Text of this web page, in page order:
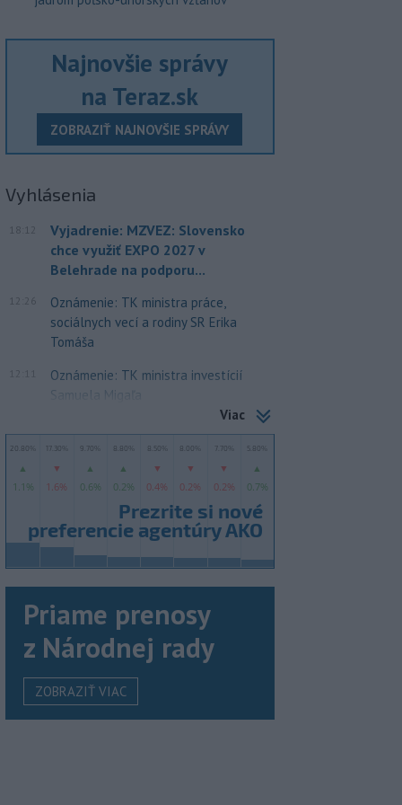
Najnovšie správy
na Teraz.sk
ZOBRAZIŤ NAJNOVŠIE SPRÁVY
Vyhlásenia
18:12
Vyjadrenie: MZVEZ: Slovensko
chce využiť EXPO 2027 v
Belehrade na podporu...
12:26
Oznámenie: TK ministra práce,
sociálnych vecí a rodiny SR Erika
Tomáša
Oznámenie: TK ministra investícií
Samuela Migaľa
Viac
Priame prenosy
z Národnej rady
ZOBRAZIŤ VIAC